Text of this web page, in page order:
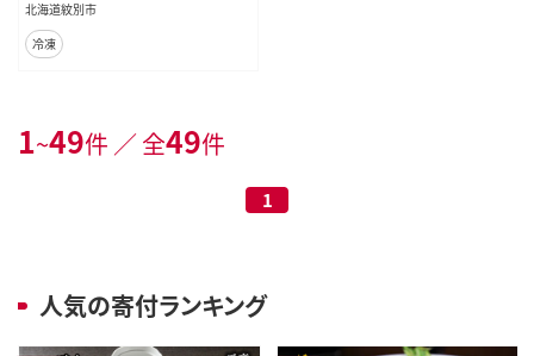
北海道紋別市
冷凍
1~49件 ／ 全49件
1
人気の寄付ランキング